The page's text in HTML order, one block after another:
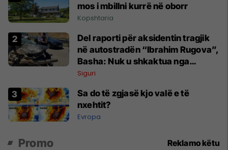
mos i mbillni kurrë në oborr
Kopshtaria
Del raporti për aksidentin tragjik
në autostradën “Ibrahim Rugova”,
Basha: Nuk u shkaktua nga
gjendja e rrugës
Siguri
Sa do të zgjasë kjo valë e të
nxehtit?
Evropa
Promo Reklamo këtu